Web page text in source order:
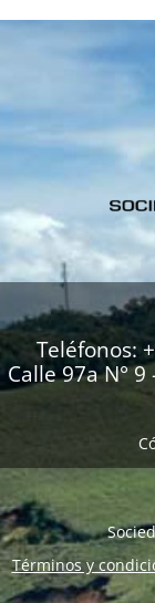
Teléfonos:
Calle 97a N°
Términos y